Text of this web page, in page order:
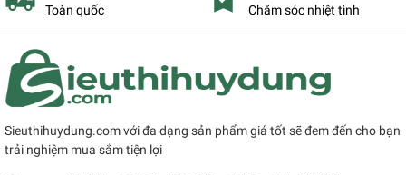
Toàn quốc Chăm sóc nhiệt tình
Sieuthihuydung.com với đa dạng sản phẩm giá tốt sẽ đem đến cho bạn
trải nghiệm mua sắm tiện lợi